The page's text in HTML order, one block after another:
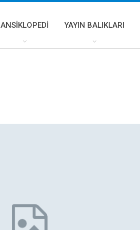
ANSIKLOPEDI YAYIN BALIKLARI